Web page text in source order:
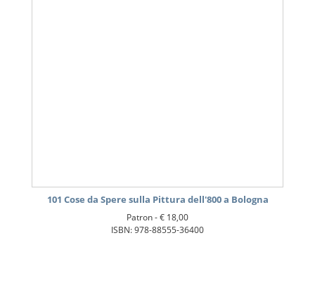
101 Cose da Spere sulla Pittura dell'800 a Bologna
Patron -€ 18,00
ISBN: 978-88555-36400